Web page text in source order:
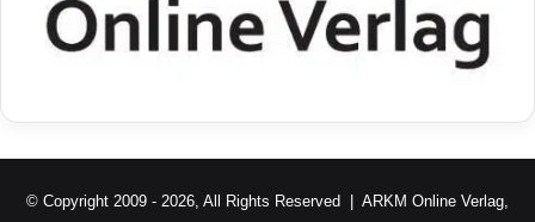
© Copyright 2009 - 2026, All Rights Reserved | ARKM Online Verlag,